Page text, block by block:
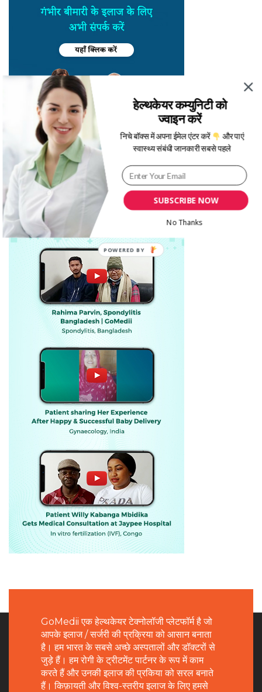
GoMedii एक हेल्थकेयर टेक्नोलॉजी प्लेटफॉर्म है जो
आपके इलाज / सर्जरी की प्रक्रिया को आसान बनाता
है। हम भारत के सबसे अच्छे अस्पतालों और डॉक्टरों से
जुड़े हैं। हम रोगी के ट्रीटमेंट पार्टनर के रूप में काम
करते हैं और उनकी इलाज की प्रकिया को सरल बनाते
हैं। किफ़ायती और विश्व-स्तरीय इलाज के लिए हमसे
SUBSCRIBE NOW
हेल्थकेयर कम्युनिटी को
ज्वाइन करें
निचे बॉक्स में अपना ईमेल एंटर करें और पाएं
स्वास्थ्य संबंधी जानकारी सबसे पहले
No Thanks